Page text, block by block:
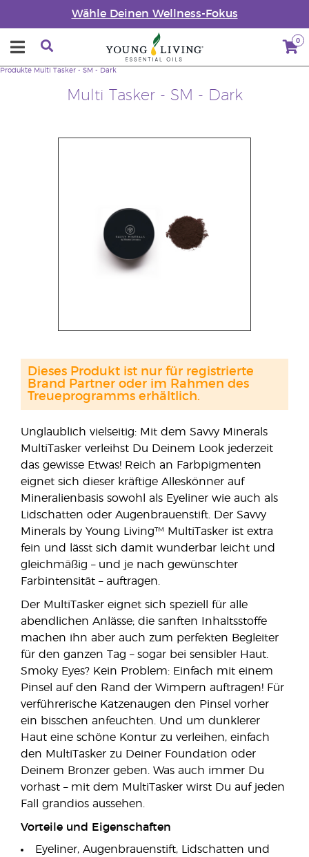
Wähle Deinen Wellness-Fokus
0
Multi Tasker - SM - Dark
Produkte Multi Tasker - SM - Dark
Unglaublich vielseitig: Mit dem Savvy Minerals
MultiTasker verleihst Du Deinem Look jederzeit
das gewisse Etwas! Reich an Farbpigmenten
eignet sich dieser kräftige Alleskönner auf
Mineralienbasis sowohl als Eyeliner wie auch als
Lidschatten oder Augenbrauenstift. Der Savvy
Minerals by Young Living™ MultiTasker ist extra
fein und lässt sich damit wunderbar leicht und
gleichmäßig – und je nach gewünschter
Farbintensität – auftragen.
Der MultiTasker eignet sich speziell für alle
abendlichen Anlässe; die sanften Inhaltsstoffe
machen ihn aber auch zum perfekten Begleiter
für den ganzen Tag – sogar bei sensibler Haut.
Smoky Eyes? Kein Problem: Einfach mit einem
Pinsel auf den Rand der Wimpern auftragen! Für
verführerische Katzenaugen den Pinsel vorher
ein bisschen anfeuchten. Und um dunklerer
Haut eine schöne Kontur zu verleihen, einfach
den MultiTasker zu Deiner Foundation oder
Deinem Bronzer geben. Was auch immer Du
vorhast – mit dem MultiTasker wirst Du auf jeden
Fall grandios aussehen.
Vorteile und Eigenschaften
Eyeliner, Augenbrauenstift, Lidschatten und
Dieses Produkt ist nur für registrierte
Brand Partner oder im Rahmen des
Treueprogramms erhältlich.